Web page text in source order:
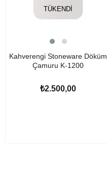
TÜKENDI
Kahverengi Stoneware Döküm
Çamuru K-1200
₺2.500,00